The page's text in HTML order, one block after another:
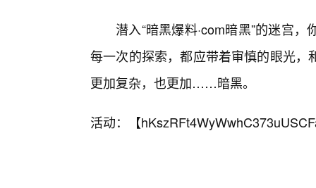
潜入“暗黑爆料·com暗黑”的迷宫
每一次的探索，都应带着审慎的眼光
更加复杂，也更加……暗黑。
活动：【